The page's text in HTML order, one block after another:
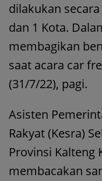
dilakukan
dan 1 Kota.
membagikan
saat acara car
(31/7/22), pagi.
Asisten
Rakyat (Kesra)
Provinsi Kalteng
membacakan